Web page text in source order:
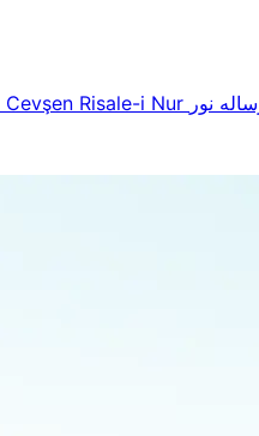
Cevşen Risale-i Nur